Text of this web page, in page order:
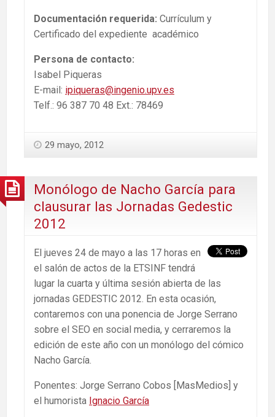
Documentación requerida: Currículum y
Certificado del expediente académico
Persona de contacto:
Isabel Piqueras
E-mail: ipiqueras@ingenio.upv.es
Telf.: 96 387 70 48 Ext.: 78469
29 mayo, 2012
Monólogo de Nacho García para
clausurar las Jornadas Gedestic
2012
El jueves 24 de mayo a las 17 horas en
el salón de actos de la ETSINF tendrá
lugar la cuarta y última sesión abierta de las
jornadas GEDESTIC 2012. En esta ocasión,
contaremos con una ponencia de Jorge Serrano
sobre el SEO en social media, y cerraremos la
edición de este año con un monólogo del cómico
Nacho García.
Ponentes: Jorge Serrano Cobos [MasMedios] y
el humorista Ignacio García